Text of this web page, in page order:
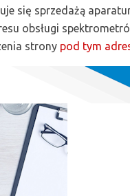
się sprzedażą
obsługi
strony pod tym